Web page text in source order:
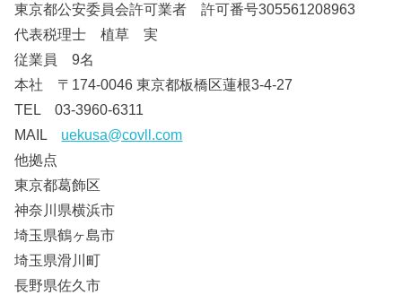
東京都公安委員会許可業者 許可番号305561208963
代表税理士 植草 実
従業員 9名
本社 〒174-0046 東京都板橋区蓮根3-4-27
TEL 03-3960-6311
MAIL uekusa@covll.com
他拠点
東京都葛飾区
神奈川県横浜市
埼玉県鶴ヶ島市
埼玉県滑川町
長野県佐久市